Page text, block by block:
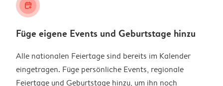
calendar_plus
Füge eigene Events und Geburtstage hinzu
Alle nationalen Feiertage sind bereits im Kalender
eingetragen. Füge persönliche Events, regionale
Feiertage und Geburtstage hinzu, um ihn noch